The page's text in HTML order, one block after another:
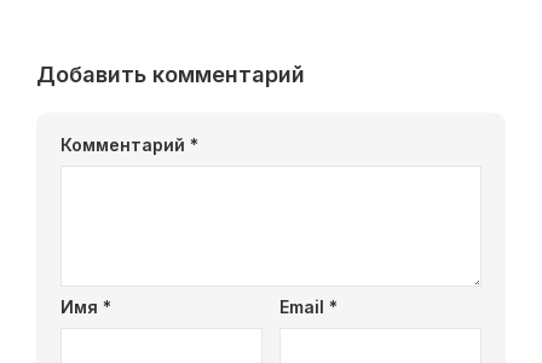
Добавить комментарий
Комментарий *
Имя * Email *